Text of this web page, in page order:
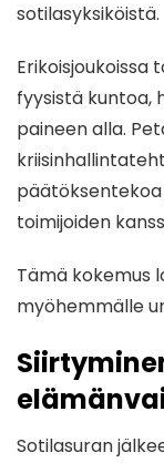
sotilasyksiköistä.
Erikoisjoukoissa
fyysistä kuntoa,
paineen alla.
toimijoiden
Tämä kokemus
myöhemmälle
Sotilasuran